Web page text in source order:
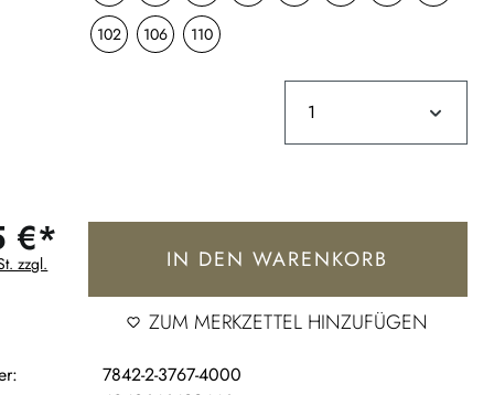
102 106 110
€*
zzgl.
IN DEN WARENKORB
ZUM MERKZETTEL HINZUFÜGEN
7842-2-3767-4000